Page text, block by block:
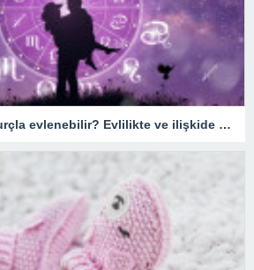
Hangi burç, hangi burçla evlenebilir? Evlilikte ve ilişkide burç uyumu